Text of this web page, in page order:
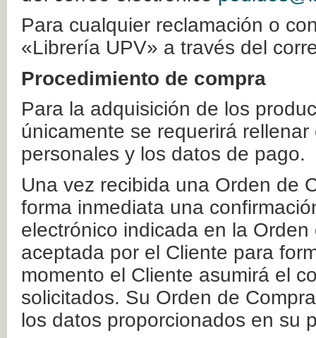
Para cualquier reclamación o
«Librería UPV» a través del
Procedimiento de compra
Para la adquisición de los
únicamente se requerirá
personales y los datos de pago.
Una vez recibida una Orden de
forma inmediata una
electrónico indicada en la
aceptada por el Cliente para
momento el Cliente asumirá el
solicitados. Su Orden de
los datos proporcionados en su